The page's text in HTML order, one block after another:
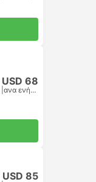
USD 68
| ανα ενήλικα
USD 85